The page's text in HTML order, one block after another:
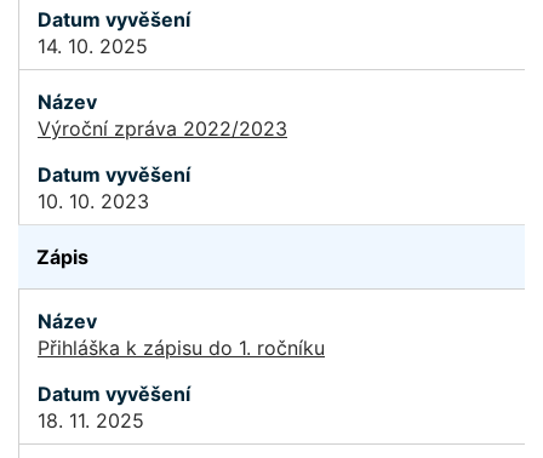
14. 10. 2025
Výroční zpráva 2022/2023
10. 10. 2023
Zápis
Přihláška k zápisu do 1. ročníku
18. 11. 2025